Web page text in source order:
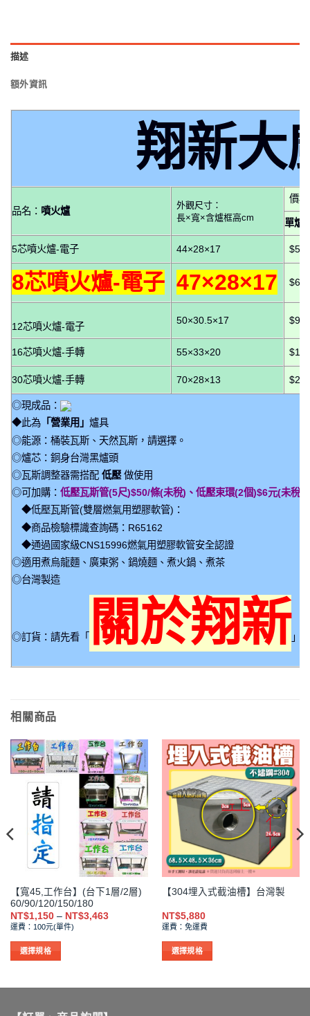
描述
額外資訊
翔新大
品名： 噴火爐
外觀尺寸：
長×寬×含爐框高cm
價格
單爐
5芯噴火爐-電子 44×28×17
8芯噴火爐-電子 47×28×17
12芯噴火爐-電子
50×30.5×17
16芯噴火爐-手轉 55×33×20
30芯噴火爐-手轉 70×28×13
◎現成品：
◆此為 「營業用」 爐具
◎能源：桶裝瓦斯、天然瓦斯，請選擇。
◎爐芯：銅身台灣黑爐頭
◎瓦斯調整器需搭配 低壓做使用
◎可加購： 低壓瓦斯管(5尺)$50/條(未稅)、低壓束環(2個)$6元(未稅)
◆低壓瓦斯管(雙層燃氣用塑膠軟管)：
◆商品檢驗標識查詢碼：R65162
◆通過國家級CNS15996燃氣用塑膠軟管安全認證
◎適用煮烏龍麵、廣東粥、鍋燒麵、煮火鍋、煮茶
◎台灣製造
◎訂貨：請先看「 關於翔新 」
相關商品
【寬45,工作台】(台下1層/2層)
60/90/120/150/180
NT$1,150 – NT$3,463價
運費：100元(單件)
選擇規格
有
【304埋入式截油槽】台灣製
NT$5,880
運費：免運費
選擇規格